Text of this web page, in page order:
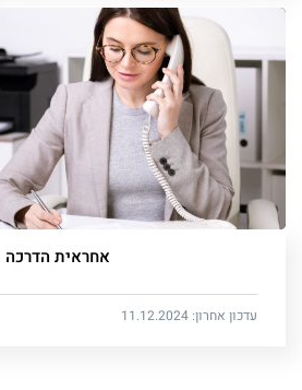
אחראית הדרכה
עדכון אחרון: 11.12.2024